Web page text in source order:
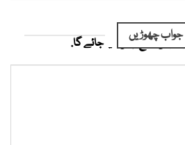
جواب چھوڑیں
شائع نہیں کیا جائے گا.